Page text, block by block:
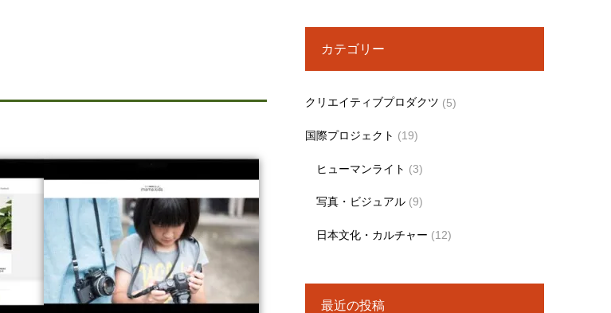
カテゴリー
クリエイティブプロダクツ (5)
国際プロジェクト (19)
ヒューマンライト (3)
写真・ビジュアル (9)
日本文化・カルチャー (12)
最近の投稿